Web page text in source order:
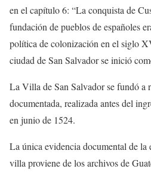
en el capítulo 6: “La conquista de
fundación de pueblos de españoles
política de colonización en el siglo
ciudad de San Salvador se inició
La Villa de San Salvador se fundó a
documentada, realizada antes del
en junio de 1524.
La única evidencia documental de la
villa proviene de los archivos de